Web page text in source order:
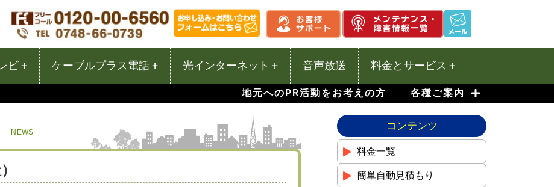
ビ + ケーブルプラス電話 + 光インターネット + 音声放送 料金とサービス +
地元へのPR活動をお考えの方 各種ご案内
NEWS
コンテンツ
料金一覧
簡単自動見積もり